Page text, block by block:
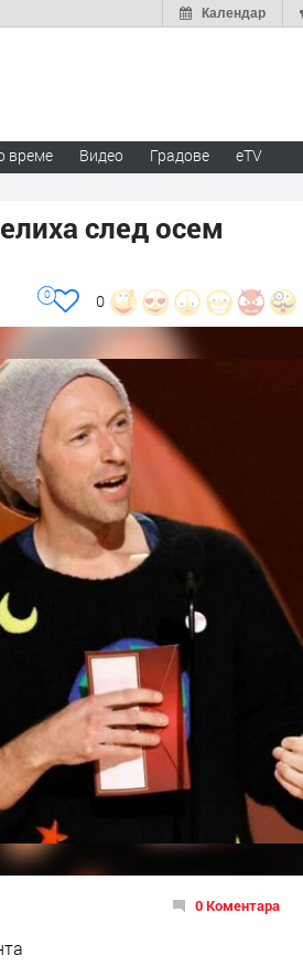
Календар
време Видео Градове eTV
след осем
0
0
0 Коментара